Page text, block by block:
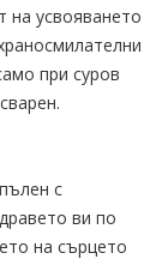
на усвояването
при суров
с
ви по
на сърцето